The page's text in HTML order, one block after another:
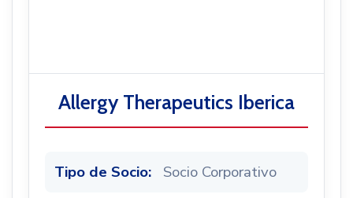
Allergy Therapeutics Iberica
Tipo de Socio: Socio Corporativo